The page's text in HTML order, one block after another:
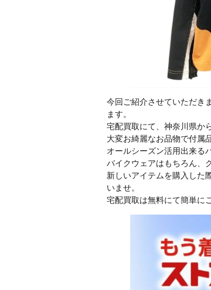
今回ご紹介させていただき
ます。
宅配買取にて、神奈川県か
大変お綺麗なお品物で付属
オールシーズン活用出来る
バイクウェアはもちろん、
新しいアイテムを購入した
いませ。
宅配買取は無料にて簡単に